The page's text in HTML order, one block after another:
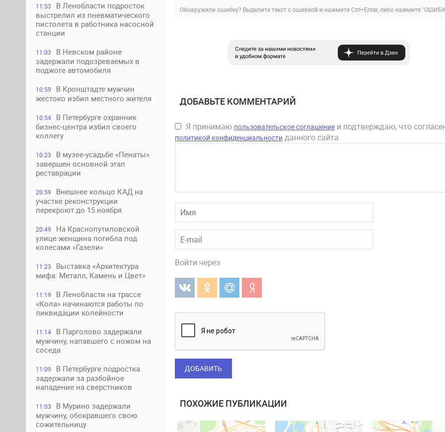
11:53
В Ленобласти подросток
выстрелил из пневматического
пистолета в работника насосной
станции
11:03
В Невском районе
задержали подозреваемых в
поджоге автомобиля
10:59
В Кронштадте мужчин
жестоко избил местного жителя
10:54
В Петербурге охранник
бизнес-центра избил своего
коллегу
10:23
В музее-усадьбе «Пенаты»
завершен основной этап
реставрации
20:59
Внешнее кольцо КАД на
участке реконструкции
перекроют до 15 ноября
20:49
На Краснопутиловской
улице женщина погибла под
колесами «Газели»
11:23
Выставка «Архитектура
мифа: Металл, Камень и Цвет»
11:19
В Ленобласти на трассе
«Кола» начинаются работы по
ликвидации колейности
11:14
В Парголово задержали
мужчину, напавшего с ножом на
соседа
11:09
В Петербурге подростка
задержали за разбойное
нападение на сверстников
11:03
В Мурино задержали
мужчину, обокравшего свою
сожительницу
Обнаружили ошибку? Выделите текст с ошибкой и нажмите Ctrl+Enter, либо нажмите
ДОБАВЬТЕ КОММЕНТАРИЙ
Я принимаю пользовательское соглашение и подтверждаю, что
политикой конфиденциальности данного сайта
Войти через
ДОБАВИТЬ
ПОХОЖИЕ ПУБЛИКАЦИИ